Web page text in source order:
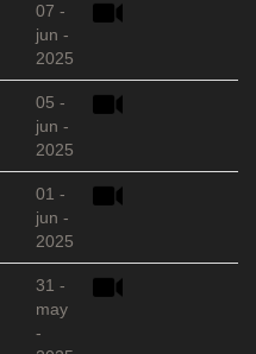
07 -
jun -
2025
05 -
jun -
2025
01 -
jun -
2025
31 -
may
-